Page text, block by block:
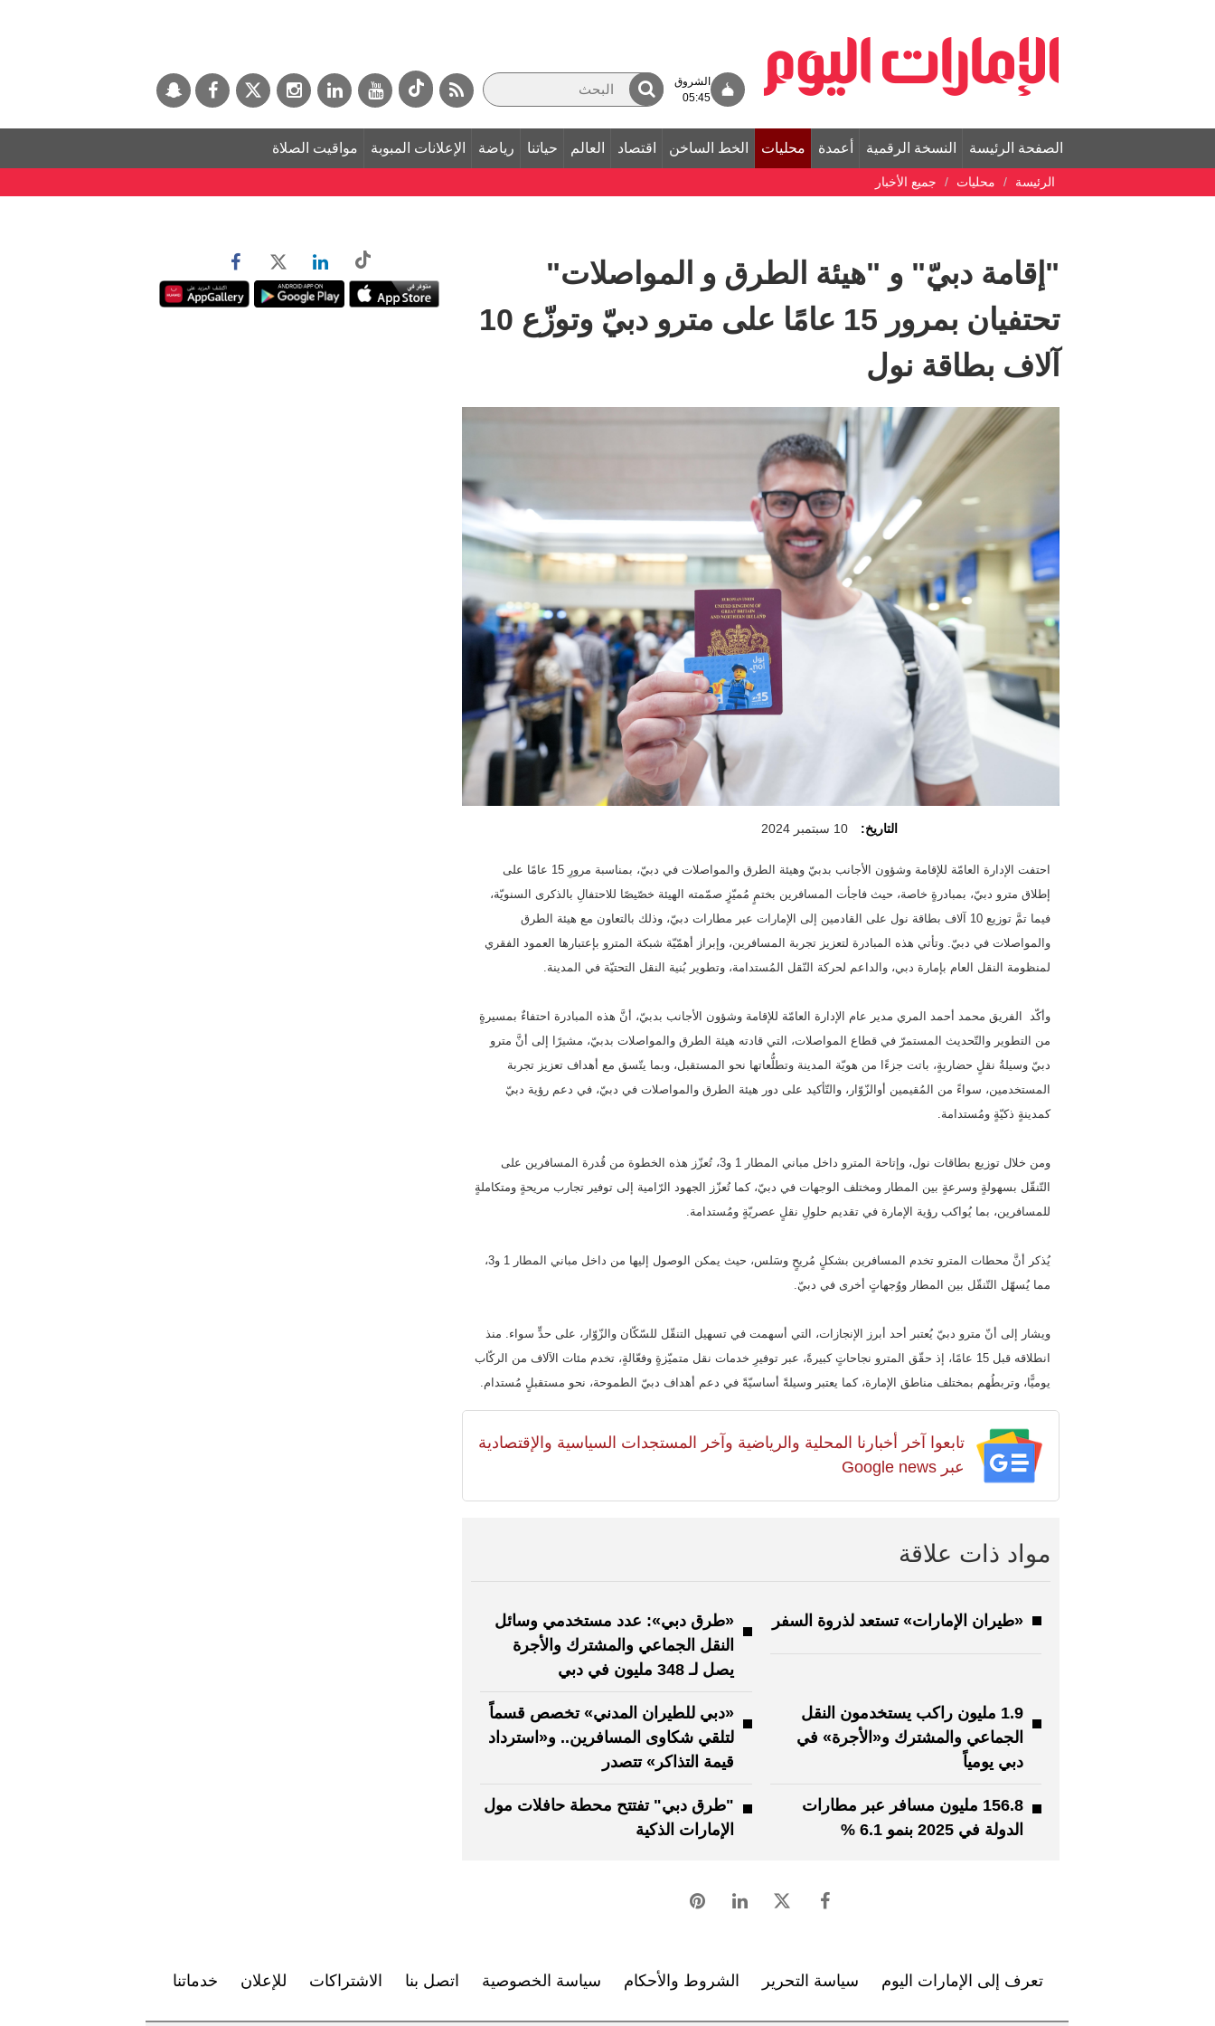
الشروق
05:45
الصفحة الرئيسة النسخة الرقمية أعمدة محليات الخط الساخن اقتصاد العالم حياتنا رياضة الإعلانات المبوبة مواقيت الصلاة
الرئيسة محليات جميع الأخبار
"إقامة دبيّ" و "هيئة الطرق و المواصلات"
تحتفيان بمرور 15 عامًا على مترو دبيّ وتوزّع 10
آلاف بطاقة نول
التاريخ: 10 سبتمبر 2024
احتفت الإدارة العامّة للإقامة وشؤون الأجانب بدبيّ وهيئة الطرق والمواصلات في دبيّ، بمناسبة مرورِ 15 عامًا على
إطلاق مترو دبيّ، بمبادرةٍ خاصة، حيث فاجأت المسافرين بختمٍ مُميّزٍ صمّمته الهيئة خصّيصًا للاحتفالِ بالذكرى السنويّة،
فيما تمَّ توزيع 10 آلاف بطاقة نول على القادمين إلى الإمارات عبر مطارات دبيّ، وذلك بالتعاون مع هيئة الطرق
والمواصلات في دبيّ. وتأتي هذه المبادرة لتعزيز تجربة المسافرين، وإبراز أهمّيّة شبكة المترو بإعتبارها العمود الفقري
لمنظومة النقل العام بإمارة دبي، والداعم لحركة النّقل المُستدامة، وتطوير بُنية النقل التحتيّة في المدينة.
وأكّد الفريق محمد أحمد المري مدير عام الإدارة العامّة للإقامة وشؤون الأجانب بدبيّ، أنَّ هذه المبادرة احتفاءٌ بمسيرةٍ
من التطوير والتّحديث المستمرّ في قطاع المواصلات، التي قادته هيئة الطرق والمواصلات بدبيّ، مشيرًا إلى أنَّ مترو
دبيّ وسيلةُ نقلٍ حضاريةٍ، باتت جزءًا من هويّة المدينة وتطلُّعاتها نحو المستقبل، وبما يتّسق مع أهداف تعزيز تجربة
المستخدمين، سواءً من المُقيمين أوالزّوّار، والتّأكيد على دور هيئة الطرق والمواصلات في دبيّ، في دعم رؤية دبيّ
كمدينةٍ ذكيّةٍ ومُستدامة.
ومن خلال توزيع بطاقات نول، وإتاحة المترو داخل مباني المطار 1 و3، تُعزّز هذه الخطوة من قُدرة المسافرين على
التّنقّل بسهولةٍ وسرعةٍ بين المطار ومختلف الوجهات في دبيّ، كما تُعزّز الجهود الرّامية إلى توفير تجارب مريحةٍ ومتكاملةٍ
للمسافرين، بما يُواكب رؤية الإمارة في تقديم حلولِ نقلٍ عصريّةٍ ومُستدامة.
يُذكر أنَّ محطات المترو تخدم المسافرين بشكلٍ مُريحٍ وسَلس، حيث يمكن الوصول إليها من داخل مباني المطار 1 و3،
مما يُسهّل التّنقّل بين المطار ووُجهاتٍ أخرى في دبيّ.
ويشار إلى أنّ مترو دبيّ يُعتبر أحد أبرز الإنجازات، التي أسهمت في تسهيل التنقّل للسّكّان والزّوّار، على حدٍّ سواء. منذ
انطلاقه قبل 15 عامًا، إذ حقّق المترو نجاحاتٍ كبيرةً، عبر توفيرِ خدمات نقل متميّزةٍ وفعّالةٍ، تخدم مئات الآلاف من الركّاب
يوميًّا، وتربطُهم بمختلف مناطق الإمارة، كما يعتبر وسيلةً أساسيّةً في دعم أهداف دبيّ الطموحة، نحو مستقبلٍ مُستدام.
تابعوا آخر أخبارنا المحلية والرياضية وآخر المستجدات السياسية والإقتصادية
عبر Google news
مواد ذات علاقة
«طيران الإمارات» تستعد لذروة السفر
«طرق دبي»: عدد مستخدمي وسائل
النقل الجماعي والمشترك والأجرة
يصل لـ 348 مليون في دبي
1.9 مليون راكب يستخدمون النقل
الجماعي والمشترك و«الأجرة» في
دبي يومياً
«دبي للطيران المدني» تخصص قسماً
لتلقي شكاوى المسافرين.. و«استرداد
قيمة التذاكر» تتصدر
156.8 مليون مسافر عبر مطارات
الدولة في 2025 بنمو 6.1 %
"طرق دبي" تفتتح محطة حافلات مول
الإمارات الذكية
تعرف إلى الإمارات اليوم سياسة التحرير الشروط والأحكام سياسة الخصوصية اتصل بنا الاشتراكات للإعلان خدماتنا